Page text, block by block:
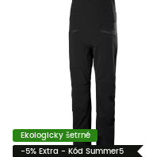
Ekologicky šetrné
-5% Extra - Kód Summer5